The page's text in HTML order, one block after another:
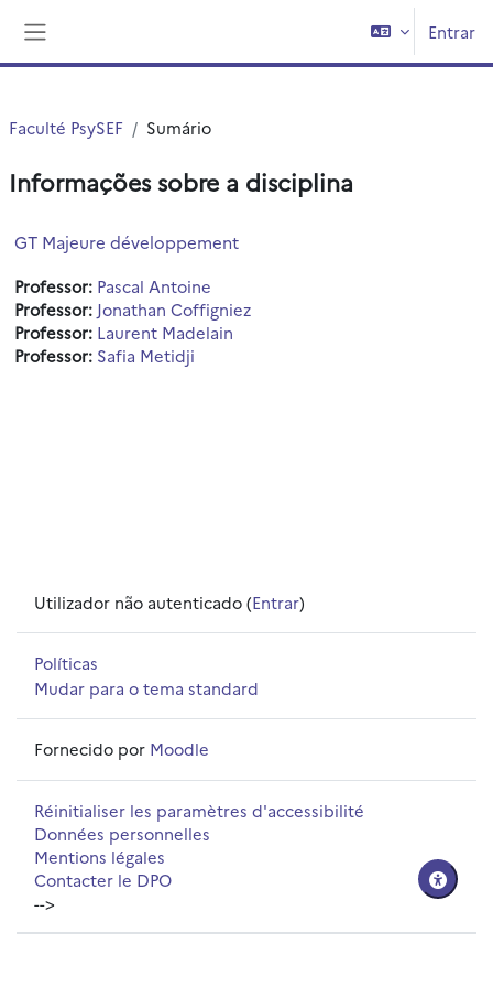
Entrar
Faculté PsySEF Sumário
Informações sobre a disciplina
GT Majeure développement
Professor: Pascal Antoine
Professor: Jonathan Coffigniez
Professor: Laurent Madelain
Professor: Safia Metidji
Utilizador não autenticado (Entrar)
Políticas
Mudar para o tema standard
Fornecido por Moodle
Réinitialiser les paramètres d'accessibilité
Données personnelles
Mentions légales
Contacter le DPO
-->